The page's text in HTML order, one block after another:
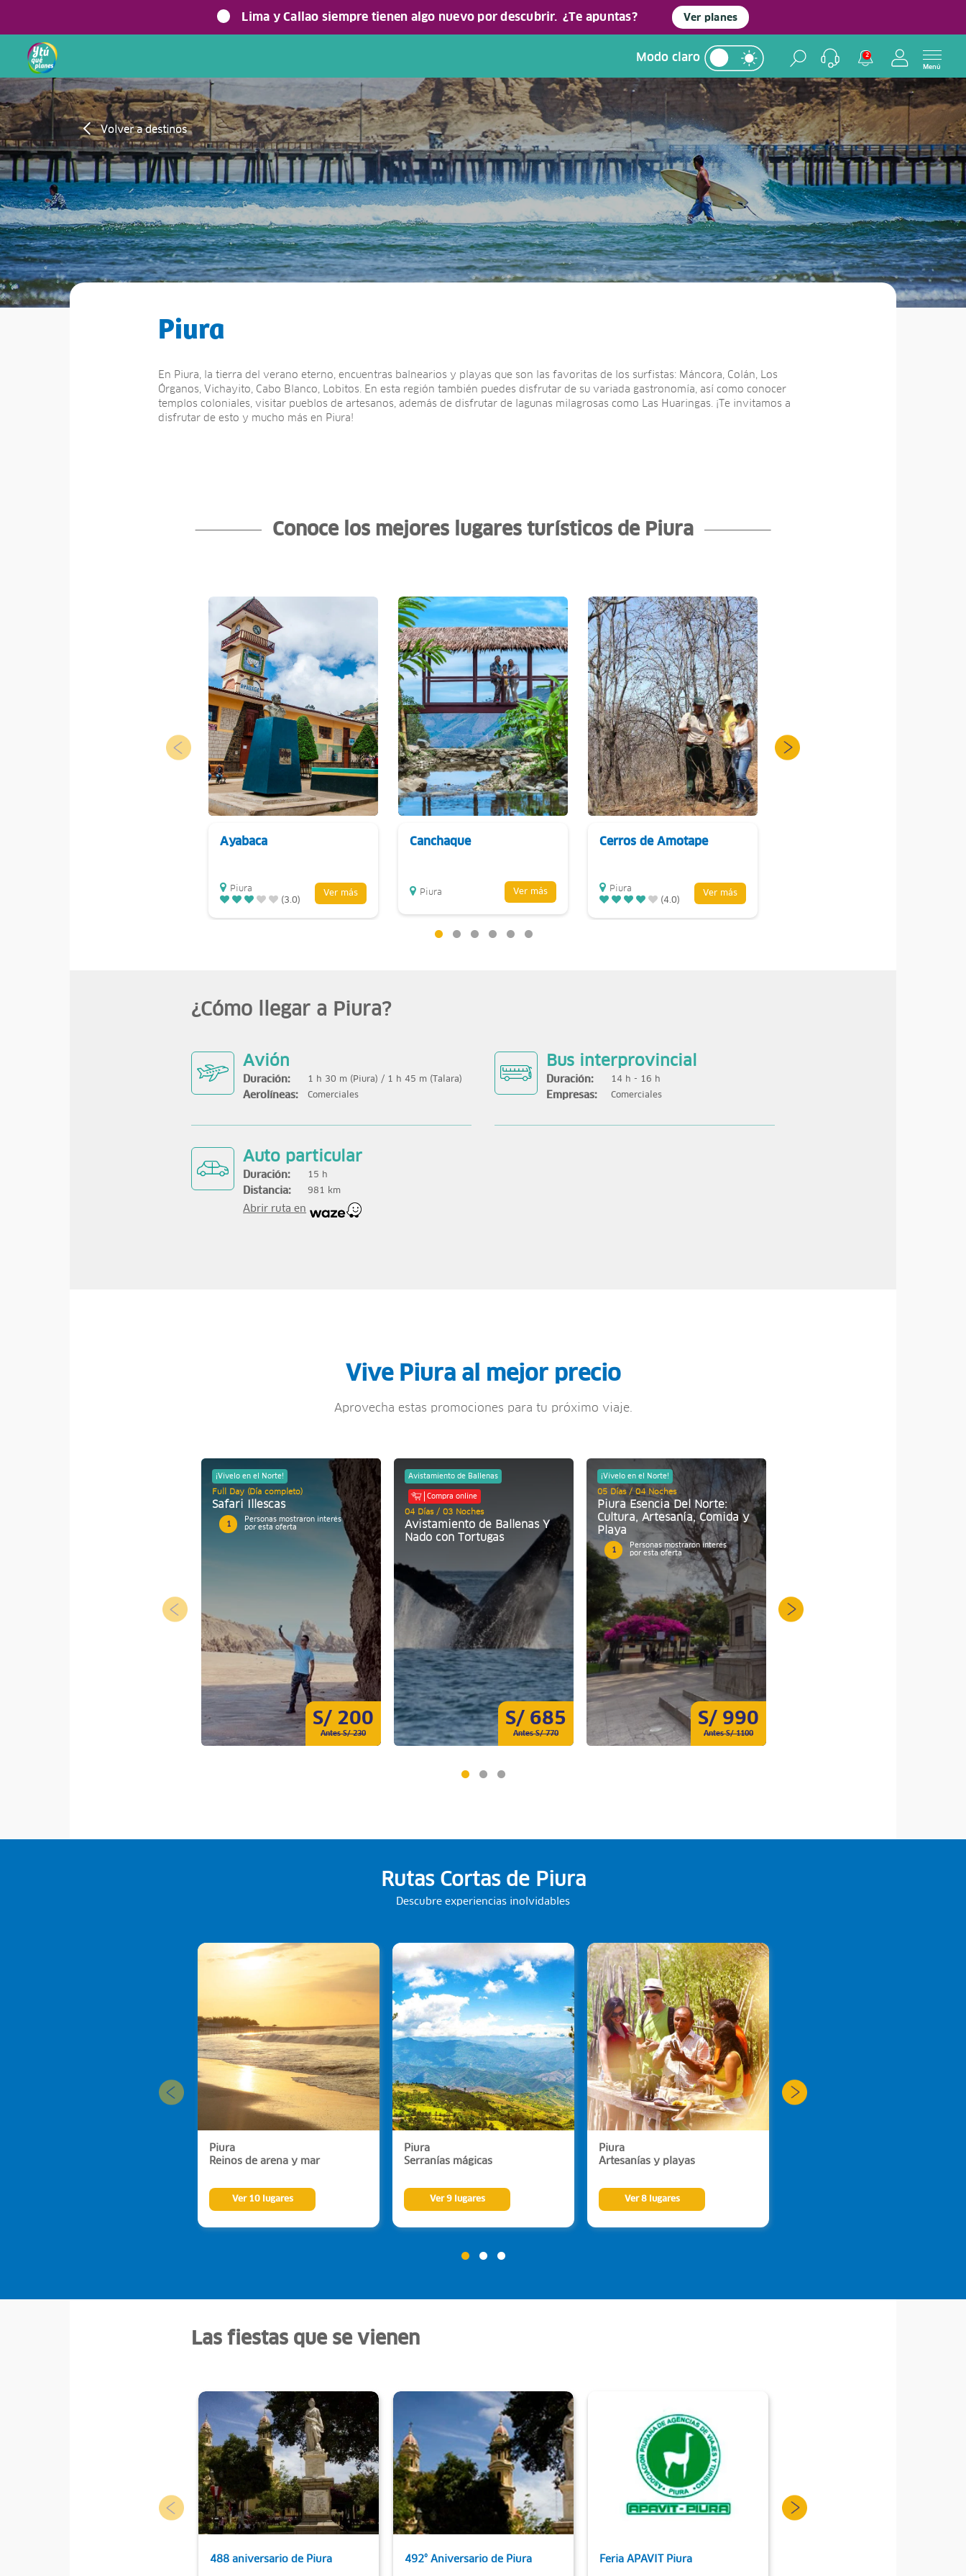
Lima y Callao siempre tienen algo nuevo por descubrir. ¿Te apuntas? Ver planes
Modo claro 2
Menú
Volver a destinos
Piura
En Piura, la tierra del verano eterno, encuentras balnearios y playas que son las favoritas de los surfistas: Máncora, Colán, Los
Órganos, Vichayito, Cabo Blanco, Lobitos. En esta región también puedes disfrutar de su variada gastronomía, así­ como conocer
templos coloniales, visitar pueblos de artesanos, además de disfrutar de lagunas milagrosas como Las Huaringas. ¡Te invitamos a
disfrutar de esto y mucho más en Piura!
Conoce los mejores lugares turísticos de Piura
Ayabaca
Piura
(3.0)
Ver más
Canchaque
Piura Ver más
Cerros de Amotape
Piura
(4.0)
Ver más
¿Cómo llegar a Piura?
Avión
Duración: 1 h 30 m (Piura) / 1 h 45 m (Talara)
Aerolíneas: Comerciales
Bus interprovincial
Duración: 14 h - 16 h
Empresas: Comerciales
Auto particular
Duración: 15 h
Distancia: 981 km
Abrir ruta en
Vive Piura al mejor precio
Aprovecha estas promociones para tu próximo viaje.
S/ 200
Antes S/ 230
¡Vívelo en el Norte!
Full Day (Día completo)
Safari Illescas
1
Personas mostraron interés
por esta oferta
S/ 685
Antes S/ 770
Avistamiento de Ballenas
Compra online
04 Días / 03 Noches
Avistamiento de Ballenas Y
Nado con Tortugas
S/ 990
Antes S/ 1100
¡Vívelo en el Norte!
05 Días / 04 Noches
Piura Esencia Del Norte:
Cultura, Artesanía, Comida y
Playa
1
Personas mostraron interés
por esta oferta
Rutas Cortas de Piura
Descubre experiencias inolvidables
Piura
Reinos de arena y mar
Ver 10 lugares
Piura
Serranías mágicas
Ver 9 lugares
Piura
Artesanías y playas
Ver 8 lugares
Las fiestas que se vienen
488 aniversario de Piura 492° Aniversario de Piura Feria APAVIT Piura